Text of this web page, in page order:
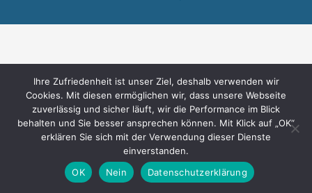
Ihre Zufriedenheit ist unser Ziel, deshalb verwenden wir
Cookies. Mit diesen ermöglichen wir, dass unsere Webseite
zuverlässig und sicher läuft, wir die Performance im Blick
behalten und Sie besser ansprechen können. Mit Klick auf „OK“
erklären Sie sich mit der Verwendung dieser Dienste
einverstanden.
OK
Nein Datenschutzerklärung